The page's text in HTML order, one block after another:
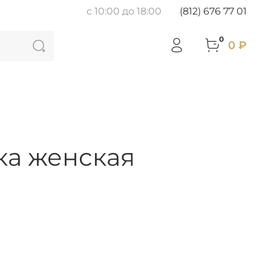
с 10:00 до 18:00 (812) 676 77 01
0 0 ₽
женская